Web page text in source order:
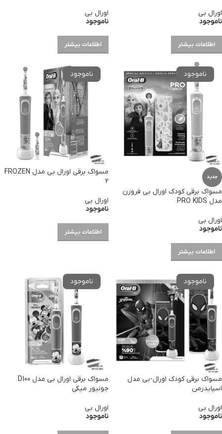
اورال بی
ناموجود
اطلاعات بیشتر
اورال بی
ناموجود
اطلاعات بیشتر
جدید
مسواک برقی کودک اورال بی فروزن
مدل PRO KIDS
اورال بی
ناموجود
اطلاعات بیشتر
مسواک برقی اورال بی مدل FROZEN
2
اورال بی
ناموجود
اطلاعات بیشتر
مسواک برقی کودک اورال-بی مدل
اسپایدرمن
اورال بی
ناموجود
مسواک برقی اورال بی مدل D100
جونیور میکی
اورال بی
ناموجود